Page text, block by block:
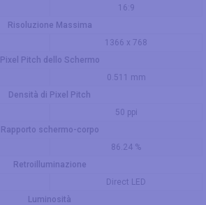
16:9
Risoluzione Massima
1366 x 768
Pixel Pitch dello Schermo
0.511 mm
Densità di Pixel Pitch
50 ppi
Rapporto schermo-corpo
86.24 %
Retroilluminazione
Direct LED
Luminosità